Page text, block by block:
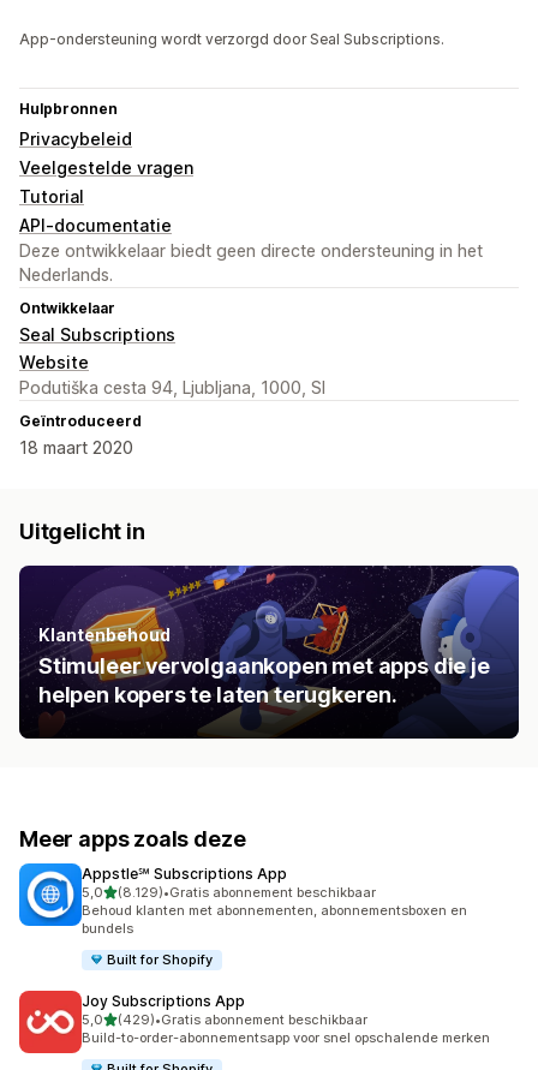
App-ondersteuning wordt verzorgd door Seal Subscriptions.
Hulpbronnen
Privacybeleid
Veelgestelde vragen
Tutorial
API-documentatie
Deze ontwikkelaar biedt geen directe ondersteuning in het
Nederlands.
Ontwikkelaar
Seal Subscriptions
Website
Podutiška cesta 94, Ljubljana, 1000, SI
Geïntroduceerd
18 maart 2020
Uitgelicht in
Klantenbehoud
Stimuleer vervolgaankopen met apps die je
helpen kopers te laten terugkeren.
Meer apps zoals deze
Appstle℠ Subscriptions App
5,0van 5 sterren
(8.129)
8129 recensies in totaal
•Gratis abonnement beschikbaar
Behoud klanten met abonnementen, abonnementsboxen en
bundels
Built for Shopify
Joy Subscriptions App
5,0van 5 sterren
(429)
429 recensies in totaal
•Gratis abonnement beschikbaar
Build-to-order-abonnementsapp voor snel opschalende merken